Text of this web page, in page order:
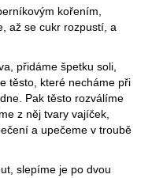
kořením,
až se cukr rozpustí, a
přidáme špetku soli,
těsto, které necháme při
Pak těsto rozválíme
z něj tvary vajíček,
a upečeme v troubě
slepíme je po dvou